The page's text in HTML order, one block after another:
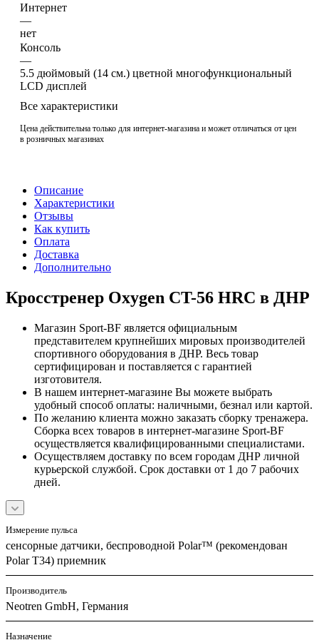
Интернет
—
нет
Консоль
—
5.5 дюймовый (14 см.) цветной многофункциональный
LCD дисплей
Все характеристики
Цена действительна только для интернет-магазина и может отличаться от цен
в розничных магазинах
Описание
Характеристики
Отзывы
Как купить
Оплата
Доставка
Дополнительно
Кросстренер Oxygen CT-56 HRC в ДНР
Магазин Sport-BF является официальным
представителем крупнейших мировых производителей
спортивного оборудования в ДНР. Весь товар
сертифицирован и поставляется с гарантией
изготовителя.
В нашем интернет-магазине Вы можете выбрать
удобный способ оплаты: наличными, безнал или картой.
По желанию клиента можно заказать сборку тренажера.
Сборка всех товаров в интернет-магазине Sport-BF
осуществляется квалифицированными специалистами.
Осуществляем доставку по всем городам ДНР личной
курьерской службой. Срок доставки от 1 до 7 рабочих
дней.
Измерение пульса
сенсорные датчики, беспроводной Polar™ (рекомендован
Polar T34) приемник
Производитель
Neotren GmbH, Германия
Назначение